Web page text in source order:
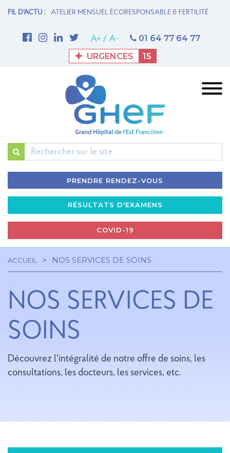
FIL D'ACTU :
FERTILITÉ
1ère THROMBECTOMIE MÉCANIQUE AU GHEF - Site de
A+ / A-
01 64 77 64 77
URGENCES
15
PRENDRE RENDEZ-VOUS
RÉSULTATS D'EXAMENS
COVID-19
Navigation
principale
Fil
d'Ariane
ACCUEIL NOS SERVICES DE SOINS
NOS SERVICES DE
SOINS
Découvrez l'intégralité de notre offre de soins, les
consultations, les docteurs, les services, etc.